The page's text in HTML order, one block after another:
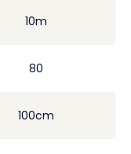
10m
80
100cm